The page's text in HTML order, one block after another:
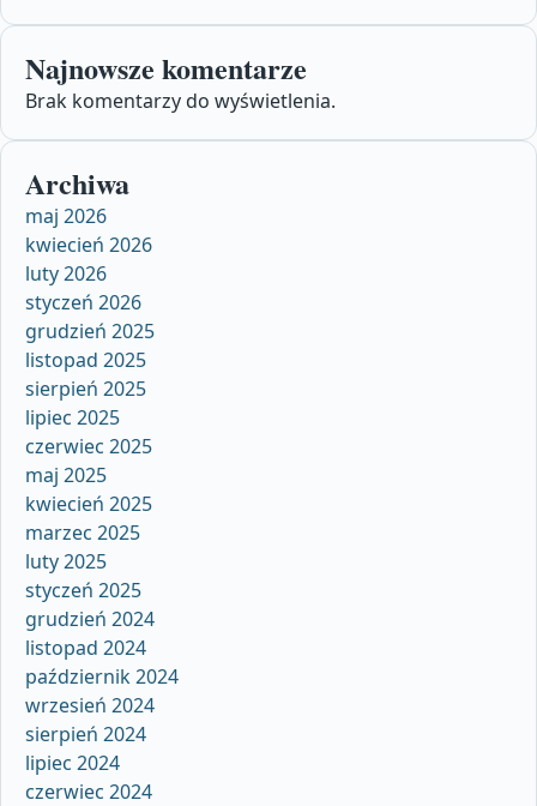
Najnowsze komentarze
Brak komentarzy do wyświetlenia.
Archiwa
maj 2026
kwiecień 2026
luty 2026
styczeń 2026
grudzień 2025
listopad 2025
sierpień 2025
lipiec 2025
czerwiec 2025
maj 2025
kwiecień 2025
marzec 2025
luty 2025
styczeń 2025
grudzień 2024
listopad 2024
październik 2024
wrzesień 2024
sierpień 2024
lipiec 2024
czerwiec 2024